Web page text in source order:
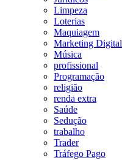
Limpeza
Loterias
Maquiagem
Marketing Digital
Música
profissional
Programação
religião
renda extra
Saúde
Sedução
trabalho
Trader
Tráfego Pago